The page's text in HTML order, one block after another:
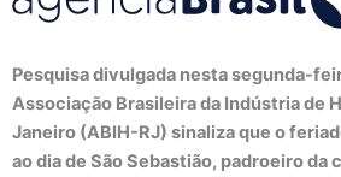
Pesquisa divulgada nesta segunda-
Associação Brasileira da Indústria de
Janeiro (ABIH-RJ) sinaliza que o
ao dia de São Sebastião, padroeiro da